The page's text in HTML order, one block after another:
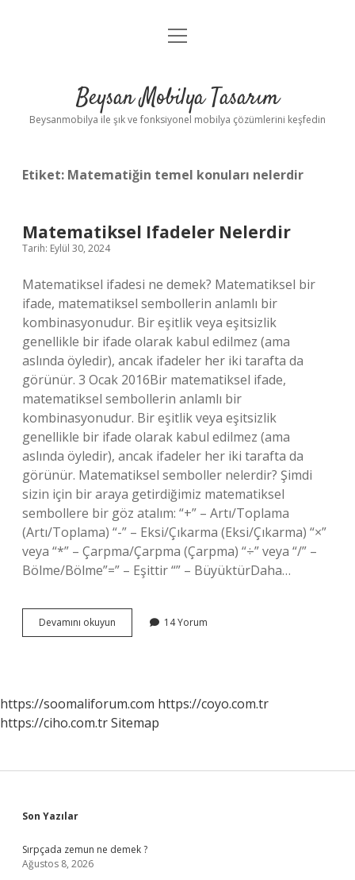
Anasayfa
Yasal Uyarı
menüyü
Beysan Mobilya Tasarım
Beysanmobilya ile şık ve fonksiyonel mobilya çözümlerini keşfedin
Etiket: Matematiğin temel konuları nelerdir
Matematiksel Ifadeler Nelerdir
Tarih: Eylül 30, 2024
Matematiksel ifadesi ne demek? Matematiksel bir
ifade, matematiksel sembollerin anlamlı bir
kombinasyonudur. Bir eşitlik veya eşitsizlik
genellikle bir ifade olarak kabul edilmez (ama
aslında öyledir), ancak ifadeler her iki tarafta da
görünür. 3 Ocak 2016Bir matematiksel ifade,
matematiksel sembollerin anlamlı bir
kombinasyonudur. Bir eşitlik veya eşitsizlik
genellikle bir ifade olarak kabul edilmez (ama
aslında öyledir), ancak ifadeler her iki tarafta da
görünür. Matematiksel semboller nelerdir? Şimdi
sizin için bir araya getirdiğimiz matematiksel
sembollere bir göz atalım: “+” – Artı/Toplama
(Artı/Toplama) “-” – Eksi/Çıkarma (Eksi/Çıkarma) “×”
veya “*” – Çarpma/Çarpma (Çarpma) “÷” veya “/” –
Bölme/Bölme”=” – Eşittir “” – BüyüktürDaha…
Devamını okuyun Matematiksel
Ifadeler
14 Yorum
https://soomaliforum.com https://coyo.com.tr
https://ciho.com.trSitemap
Sidebar
Son Yazılar
Sırpçada zemun ne demek ?
Ağustos 8, 2026